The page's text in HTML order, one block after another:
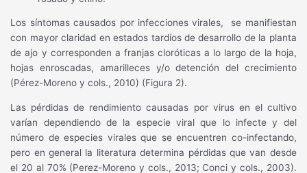
Los síntomas causados por infecciones virales,
se manifiestan
con mayor claridad en estados tardíos de desarrollo de la planta
de ajo y corresponden a franjas cloróticas a lo largo de la hoja,
hojas enroscadas, amarilleces y/o detención del crecimiento
(Pérez-Moreno y cols., 2010) (Figura 2).
Las pérdidas de rendimiento causadas por virus en el cultivo
varían dependiendo de la especie viral que lo infecte y del
número de especies virales que se encuentren co-infectando,
pero en general la literatura determina pérdidas que van desde
el 20 al 70% (Perez-Moreno y cols., 2013; Conci y cols., 2003).